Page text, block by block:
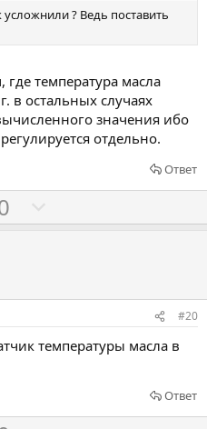
т
ь
р
о
т
и
? Ведь поставить
где температура масла
в остальных случаях
значения ибо
отдельно.
Ответ
о
с
в
а
#20
температуры масла в
Ответ